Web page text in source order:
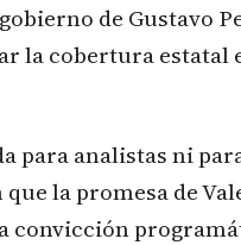
de Gustavo
la cobertura estatal
para analistas ni
la promesa de
convicción